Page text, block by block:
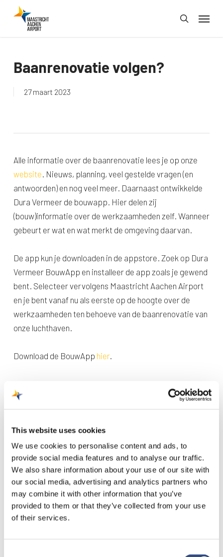
This website uses cookies
We use cookies to personalise content and ads, to
provide social media features and to analyse our traffic.
We also share information about your use of our site with
our social media, advertising and analytics partners who
may combine it with other information that you’ve
provided to them or that they’ve collected from your use
of their services.
search
Menu
Baanrenovatie volgen?
27 maart 2023
Alle informatie over de baanrenovatie lees je op onze
website. Nieuws, planning, veel gestelde vragen (en
antwoorden) en nog veel meer. Daarnaast ontwikkelde
Dura Vermeer de bouwapp. Hier delen zij
(bouw)informatie over de werkzaamheden zelf. Wanneer
gebeurt er wat en wat merkt de omgeving daarvan.
De app kun je downloaden in de appstore. Zoek op Dura
Vermeer BouwApp en installeer de app zoals je gewend
bent. Selecteer vervolgens Maastricht Aachen Airport
en je bent vanaf nu als eerste op de hoogte over de
werkzaamheden ten behoeve van de baanrenovatie van
onze luchthaven.
Download de BouwApp hier.
Recente berichten
Trainingsvlucht 4 augustus
Nieuwe AI-primeur voor Maastricht Aachen Airport: